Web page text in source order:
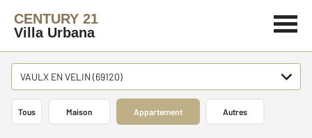
CENTURY 21
Villa Urbana
VAULX EN VELIN (69120)
Tous Maison Appartement Autres